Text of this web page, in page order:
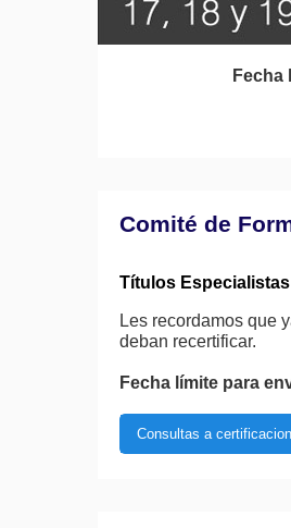
Fecha
Comité de
Títulos Especialistas
Les recordamos que
deban recertificar.
Fecha límite para
Consultas a